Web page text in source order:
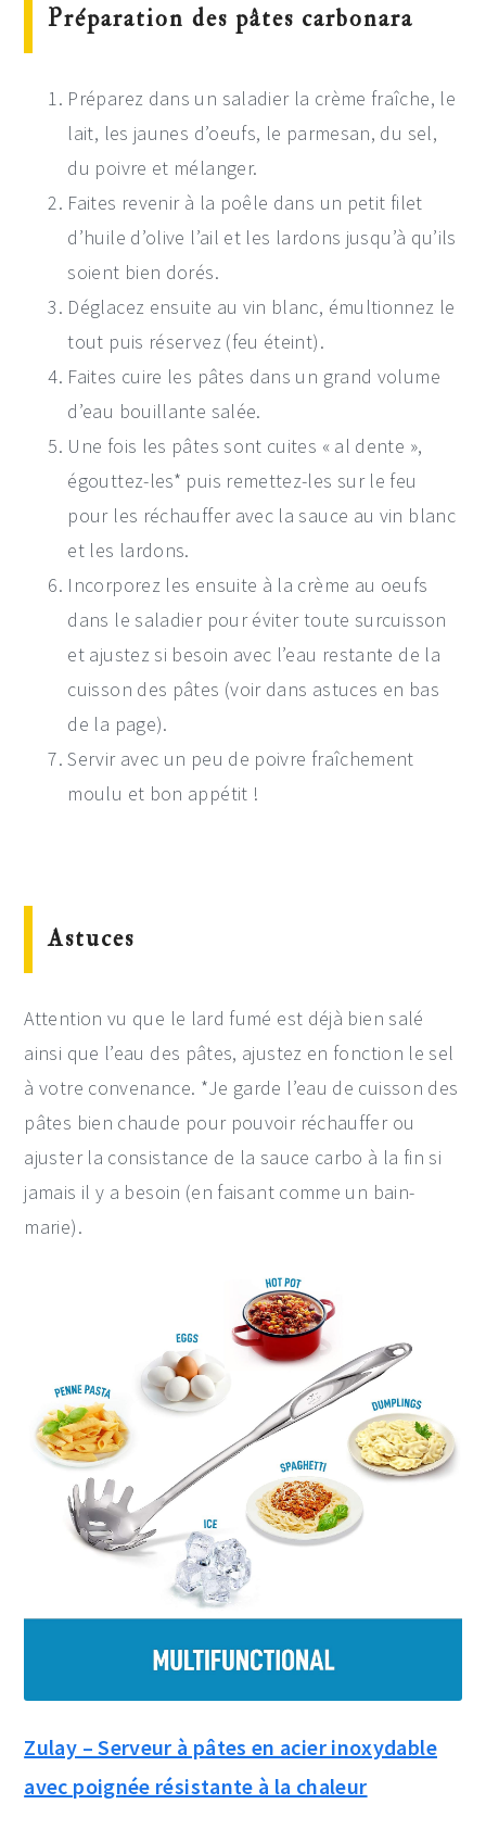
Préparation des pâtes carbonara
Préparez dans un saladier la crème fraîche, le
lait, les jaunes d’oeufs, le parmesan, du sel,
du poivre et mélanger.
Faites revenir à la poêle dans un petit filet
d’huile d’olive l’ail et les lardons jusqu’à qu’ils
soient bien dorés.
Déglacez ensuite au vin blanc, émultionnez le
tout puis réservez (feu éteint).
Faites cuire les pâtes dans un grand volume
d’eau bouillante salée.
Une fois les pâtes sont cuites « al dente »,
égouttez-les* puis remettez-les sur le feu
pour les réchauffer avec la sauce au vin blanc
et les lardons.
Incorporez les ensuite à la crème au oeufs
dans le saladier pour éviter toute surcuisson
et ajustez si besoin avec l’eau restante de la
cuisson des pâtes (voir dans astuces en bas
de la page).
Servir avec un peu de poivre fraîchement
moulu et bon appétit !
Astuces
Attention vu que le lard fumé est déjà bien salé
ainsi que l’eau des pâtes, ajustez en fonction le sel
à votre convenance. *Je garde l’eau de cuisson des
pâtes bien chaude pour pouvoir réchauffer ou
ajuster la consistance de la sauce carbo à la fin si
jamais il y a besoin (en faisant comme un bain-
marie).
Zulay – Serveur à pâtes en acier inoxydable
avec poignée résistante à la chaleur